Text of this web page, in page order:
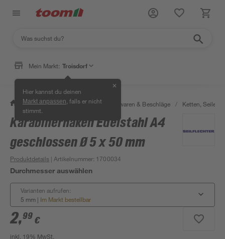
Mein Markt: Troisdorf
Hier kannst du deinen
Markt anpassen , falls er nicht
stimmt.
✕
/ Werkstatt & Maschinen / Eisenwaren & Beschläge / Ketten, Seile &
Karabinerhaken Edelstahl A4
geschlossen Ø 5 x 50 mm
Produktdetails | Artikelnummer: 1700034
Durchmesser auswählen
Varianten aufrufen:
5 mm | Im Markt bestellbar
2,99 €
inkl. 19% MwSt.